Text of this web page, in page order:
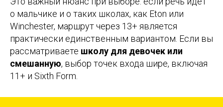
о мальчике и о таких школах, как Eton или
Winchester, маршрут через 13+ является
практически единственным вариантом. Если вы
рассматриваете школу для девочек или
смешанную, выбор точек входа шире, включая
11+ и Sixth Form.